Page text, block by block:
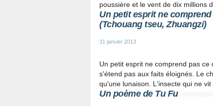
poussière et le vent de dix millions
Un petit esprit ne
(Tchouang tseu, Zhuangzi)
31 janvier 2013
Un petit esprit ne comprend pas
s'étend pas aux faits éloignés. Le
qu'une lunaison. L'insecte qui ne vit
Un poème de Tu Fu